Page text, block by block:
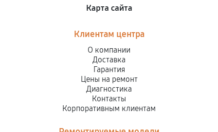
Карта сайта
Клиентам центра
О компании
Доставка
Гарантия
Цены на ремонт
Диагностика
Контакты
Корпоративным клиентам